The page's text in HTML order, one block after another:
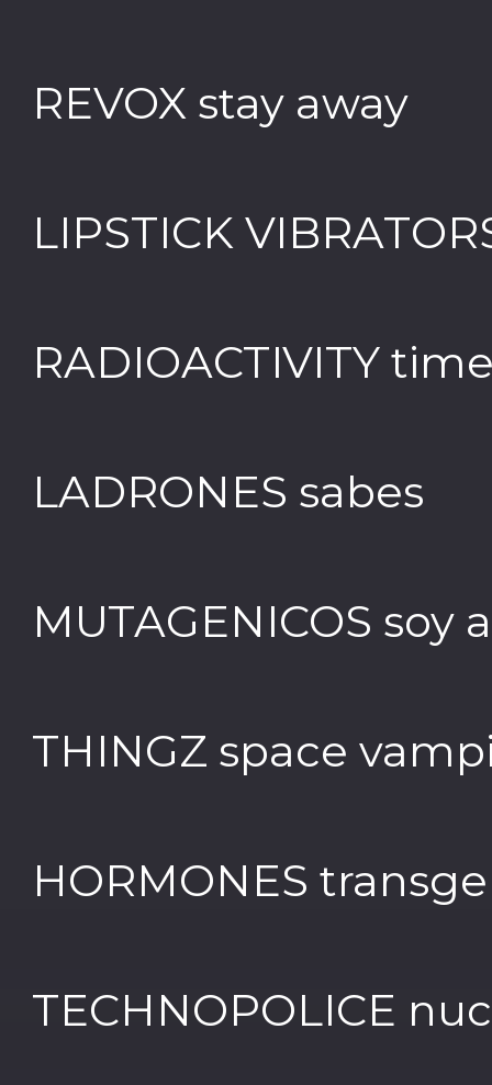
REVOX stay away
LIPSTICK
RADIOACTIVITY
LADRONES sabes
MUTAGENICOS soy
THINGZ space
HORMONES
TECHNOPOLICE